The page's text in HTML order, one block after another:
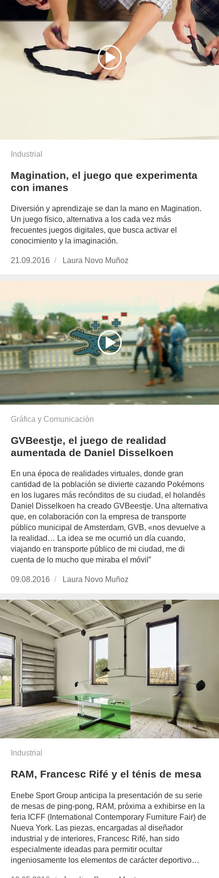
Industrial
Magination, el juego que experimenta
con imanes
Diversión y aprendizaje se dan la mano en Magination.
Un juego físico, alternativa a los cada vez más
frecuentes juegos digitales, que busca activar el
conocimiento y la imaginación.
Publicado
21.09.2016
https://www.experimenta.es/author/laura-
Laura Novo Muñoz
Gráfica y Comunicación
GVBeestje, el juego de realidad
aumentada de Daniel Disselkoen
En una época de realidades virtuales, donde gran
cantidad de la población se divierte cazando Pokémons
en los lugares más recónditos de su ciudad, el holandés
Daniel Disselkoen ha creado GVBeestje. Una alternativa
que, en colaboración con la empresa de transporte
público municipal de Amsterdam, GVB, «nos devuelve a
la realidad… La idea se me ocurrió un día cuando,
viajando en transporte público de mi ciudad, me di
cuenta de lo mucho que miraba el móvil”
Publicado
09.08.2016
https://www.experimenta.es/author/laura-
munoz/
Laura Novo Muñoz
Industrial
RAM, Francesc Rifé y el ténis de mesa
Enebe Sport Group anticipa la presentación de su serie
de mesas de ping-pong, RAM, próxima a exhibirse en la
feria ICFF (International Contemporary Furniture Fair) de
Nueva York. Las piezas, encargadas al diseñador
industrial y de interiores, Francesc Rifé, han sido
especialmente ideadas para permitir ocultar
ingeniosamente los elementos de carácter deportivo…